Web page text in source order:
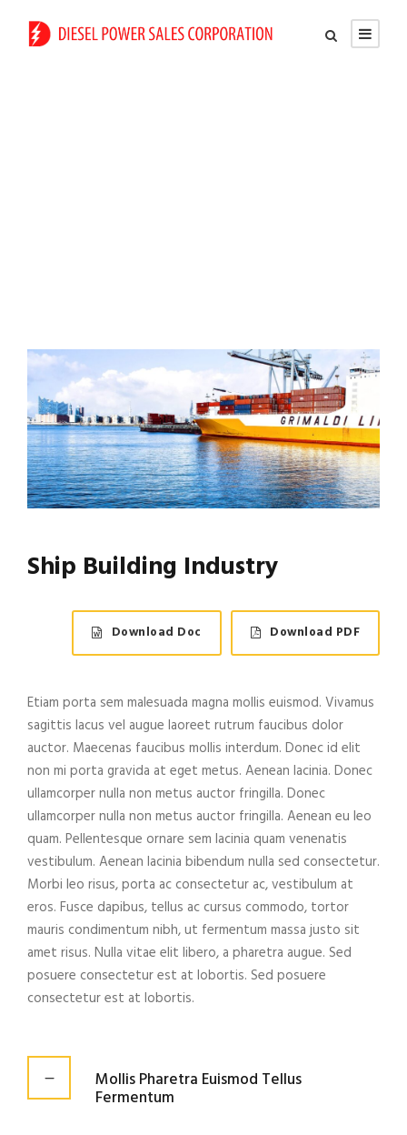
Ship Building Industry
Download Doc Download PDF
Etiam porta sem malesuada magna mollis euismod. Vivamus
sagittis lacus vel augue laoreet rutrum faucibus dolor
auctor. Maecenas faucibus mollis interdum. Donec id elit
non mi porta gravida at eget metus. Aenean lacinia. Donec
ullamcorper nulla non metus auctor fringilla. Donec
ullamcorper nulla non metus auctor fringilla. Aenean eu leo
quam. Pellentesque ornare sem lacinia quam venenatis
vestibulum. Aenean lacinia bibendum nulla sed consectetur.
Morbi leo risus, porta ac consectetur ac, vestibulum at
eros. Fusce dapibus, tellus ac cursus commodo, tortor
mauris condimentum nibh, ut fermentum massa justo sit
amet risus. Nulla vitae elit libero, a pharetra augue. Sed
posuere consectetur est at lobortis. Sed posuere
consectetur est at lobortis.
Mollis Pharetra Euismod Tellus
Fermentum